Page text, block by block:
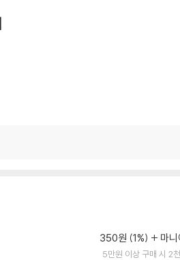
350원 (1%) 마
5만원 이상 구매 시 2